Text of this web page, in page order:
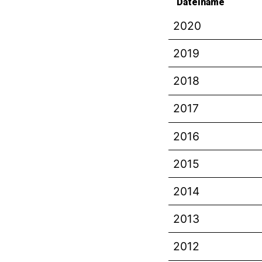
2020
2019
2018
2017
2016
2015
2014
2013
2012